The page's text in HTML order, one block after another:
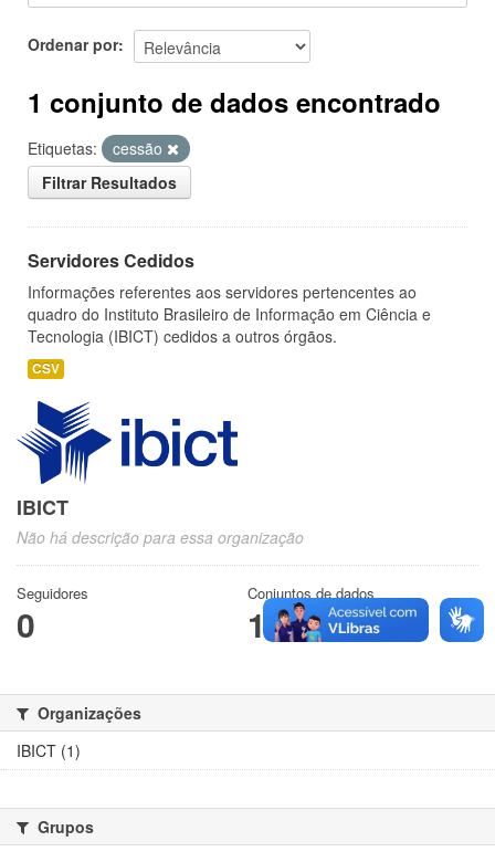
Ordenar por
1 conjunto de dados encontrado
Etiquetas:
cessão
Filtrar Resultados
Servidores Cedidos
Informações referentes aos servidores pertencentes ao
quadro do Instituto Brasileiro de Informação em Ciência e
Tecnologia (IBICT) cedidos a outros órgãos.
CSV
IBICT
Não há descrição para essa organização
Seguidores
0
Conjuntos de dados
1
Organizações
IBICT (1)
Grupos